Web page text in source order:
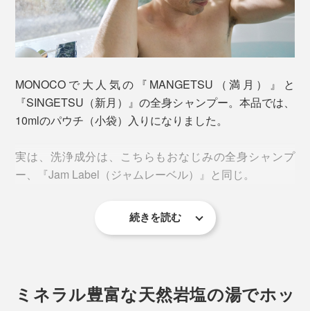
ほのかな香り。
シャンプー一つで、頭からつま先まで、全身いっぺんに
洗えて、肌も髪もしっとり。バスソルトを溶かした、ミ
ネラル豊富な湯に浸かれば、体中のめぐりがよくなっ
て、ホッカホカに。
う。
MONOCOで大人気の『MANGETSU（満月）』と
『SINGETSU（新月）』の全身シャンプー。本品では、
10mlのパウチ（小袋）入りになりました。
実は、洗浄成分は、こちらもおなじみの全身シャンプ
ー、『Jam Label（ジャムレーベル）』と同じ。
続きを読む
ミネラル豊富な天然岩塩の湯でホッ